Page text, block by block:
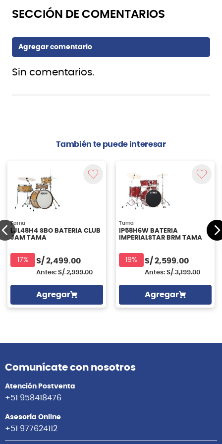
Sin comentarios.
También te puede interesar
Tama
LJL48H4 SBO BATERIA CLUB
JAM TAMA
17% S/ 2,499.00
Antes: S/ 2,999.00
Agregar
Tama
IP58H6W BATERIA
IMPERIALSTAR BRM TAMA
19% S/ 2,599.00
Antes: S/ 3,199.00
Agregar
Comunícate con nosotros
Atención Postventa
+51 958418476
Asesoría Online
+51 977624112